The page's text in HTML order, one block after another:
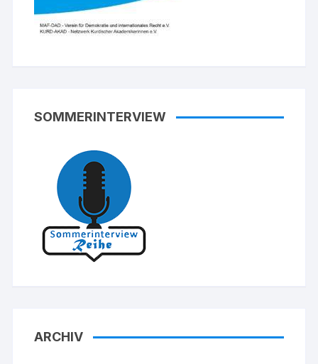
SOMMERINTERVIEW
ARCHIV